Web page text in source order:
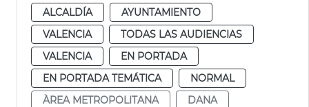
ALCALDÍA
AYUNTAMIENTO
VALENCIA
TODAS LAS AUDIENCIAS
VALENCIA
EN PORTADA
EN PORTADA TEMÁTICA
NORMAL
ÀREA METROPOLITANA
DANA